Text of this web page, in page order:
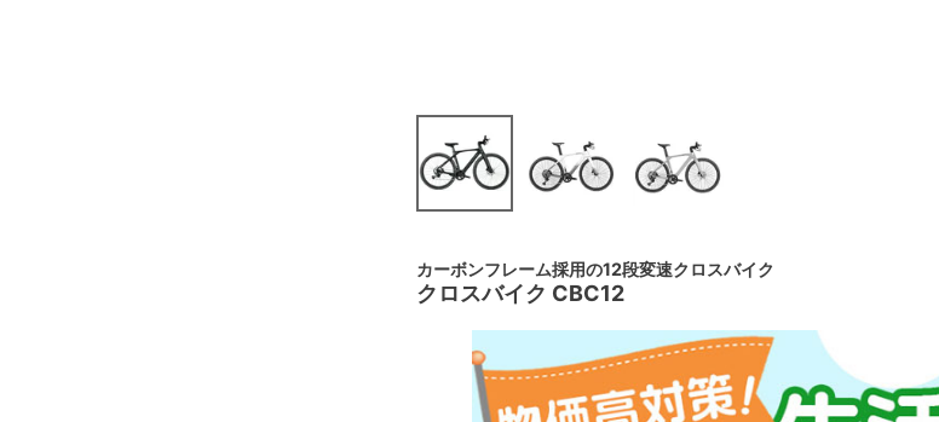
カーボンフレーム採用の12段変速クロスバイク
クロスバイク CBC12